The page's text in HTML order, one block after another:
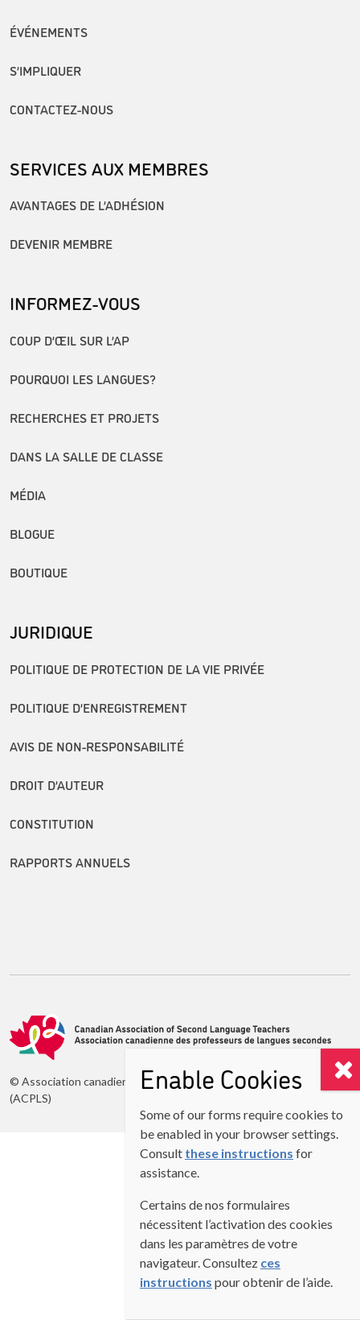
ÉVÉNEMENTS
S’IMPLIQUER
CONTACTEZ-NOUS
SERVICES AUX MEMBRES
AVANTAGES DE L’ADHÉSION
DEVENIR MEMBRE
INFORMEZ-VOUS
COUP D’ŒIL SUR L’AP
POURQUOI LES LANGUES?
RECHERCHES ET PROJETS
DANS LA SALLE DE CLASSE
MÉDIA
BLOGUE
BOUTIQUE
JURIDIQUE
POLITIQUE DE PROTECTION DE LA VIE PRIVÉE
POLITIQUE D’ENREGISTREMENT
AVIS DE NON-RESPONSABILITÉ
DROIT D’AUTEUR
CONSTITUTION
RAPPORTS ANNUELS
© Association canadienne des professeurs de langues secondes
(ACPLS)
Enable Cookies
Some of our forms require cookies to
be enabled in your browser settings.
Consult these instructions for
assistance.
Certains de nos formulaires
nécessitent l’activation des cookies
dans les paramètres de votre
navigateur. Consultez ces
instructions pour obtenir de l’aide.